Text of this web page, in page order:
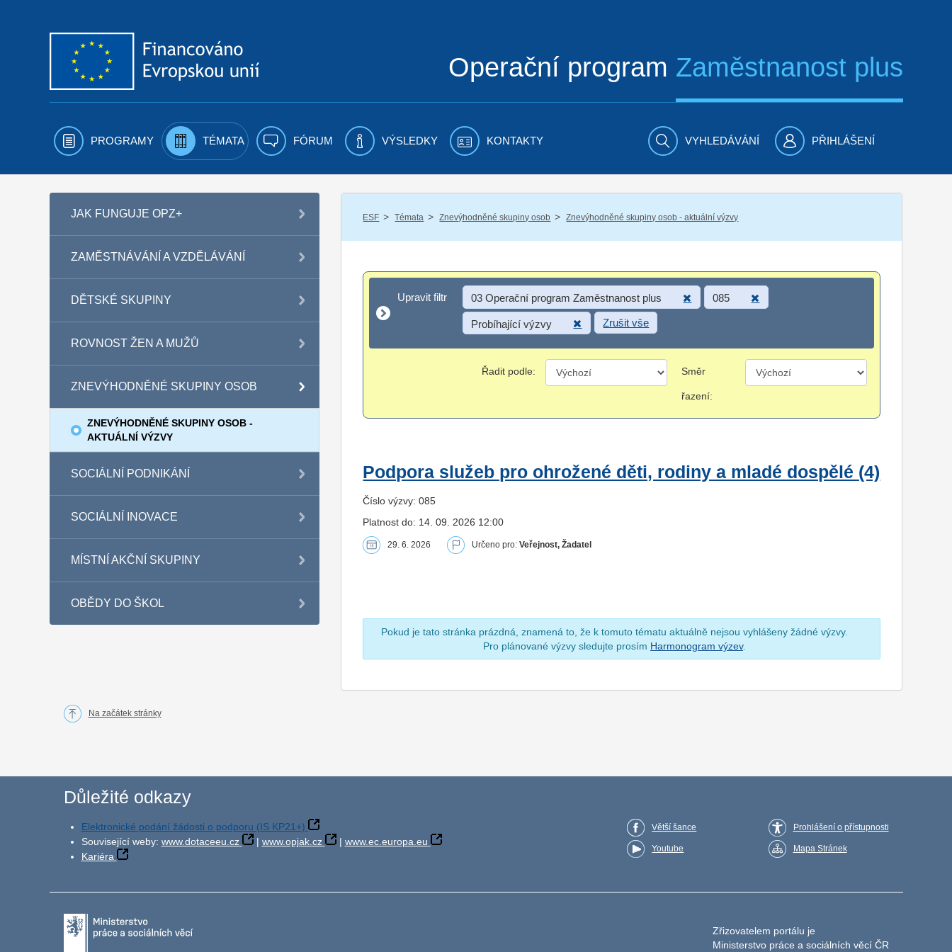
Operační program Zaměstnanost plus
PROGRAMY TÉMATA FÓRUM VÝSLEDKY KONTAKTY VYHLEDÁVÁNÍ PŘIHLÁŠENÍ
JAK FUNGUJE OPZ+
ZAMĚSTNÁVÁNÍ A VZDĚLÁVÁNÍ
DĚTSKÉ SKUPINY
ROVNOST ŽEN A MUŽŮ
ZNEVÝHODNĚNÉ SKUPINY OSOB
ZNEVÝHODNĚNÉ SKUPINY OSOB -
AKTUÁLNÍ VÝZVY
SOCIÁLNÍ PODNIKÁNÍ
SOCIÁLNÍ INOVACE
MÍSTNÍ AKČNÍ SKUPINY
OBĚDY DO ŠKOL
ESF / Témata / Znevýhodněné skupiny osob / Znevýhodněné skupiny osob - aktuální výzvy
Upravit filtr
Upravit filtr 03 Operační program Zaměstnanost plus 085
Probíhající výzvy Zrušit vše
Řadit podle: Směr
řazení:
Podpora služeb pro ohrožené děti, rodiny a mladé dospělé (4)
Číslo výzvy: 085
Platnost do: 14. 09. 2026 12:00
29. 6. 2026 Určeno pro:Veřejnost, Žadatel
Pokud je tato stránka prázdná, znamená to, že k tomuto tématu aktuálně nejsou vyhlášeny žádné výzvy.
Pro plánované výzvy sledujte prosím Harmonogram výzev.
Na začátek stránky
Důležité odkazy
Elektronické podání žádosti o podporu (IS KP21+)
Související weby: www.dotaceeu.cz | www.opjak.cz | www.ec.europa.eu
Kariéra
Větší šance
Youtube
Prohlášení o přístupnosti
Mapa Stránek
Zřizovatelem portálu je
Ministerstvo práce a sociálních věcí ČR